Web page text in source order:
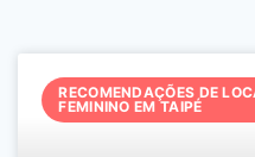
RECOMENDAÇÕES DE
FEMININO EM TAIPÉ